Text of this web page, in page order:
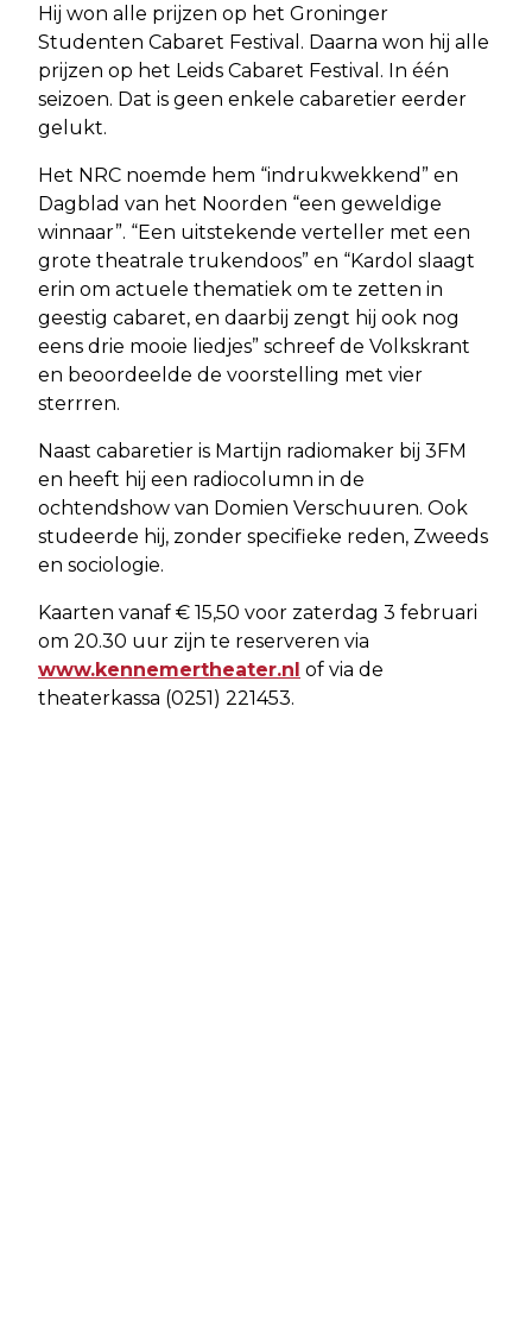
Hij won alle prijzen op het Groninger
Studenten Cabaret Festival. Daarna won hij alle
prijzen op het Leids Cabaret Festival. In één
seizoen. Dat is geen enkele cabaretier eerder
gelukt.
Het NRC noemde hem “indrukwekkend” en
Dagblad van het Noorden “een geweldige
winnaar”. “Een uitstekende verteller met een
grote theatrale trukendoos” en “Kardol slaagt
erin om actuele thematiek om te zetten in
geestig cabaret, en daarbij zengt hij ook nog
eens drie mooie liedjes” schreef de Volkskrant
en beoordeelde de voorstelling met vier
sterrren.
Naast cabaretier is Martijn radiomaker bij 3FM
en heeft hij een radiocolumn in de
ochtendshow van Domien Verschuuren. Ook
studeerde hij, zonder specifieke reden, Zweeds
en sociologie.
Kaarten vanaf € 15,50 voor zaterdag 3 februari
om 20.30 uur zijn te reserveren via
www.kennemertheater.nl of via de
theaterkassa (0251) 221453.